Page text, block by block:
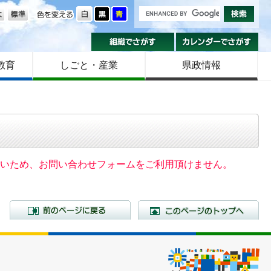
色を変える
大きさ
組織でさがす
育 しごと・産業 県政情報
ため、お問い合わせフォームをご利用頂けません。
前のページに戻る